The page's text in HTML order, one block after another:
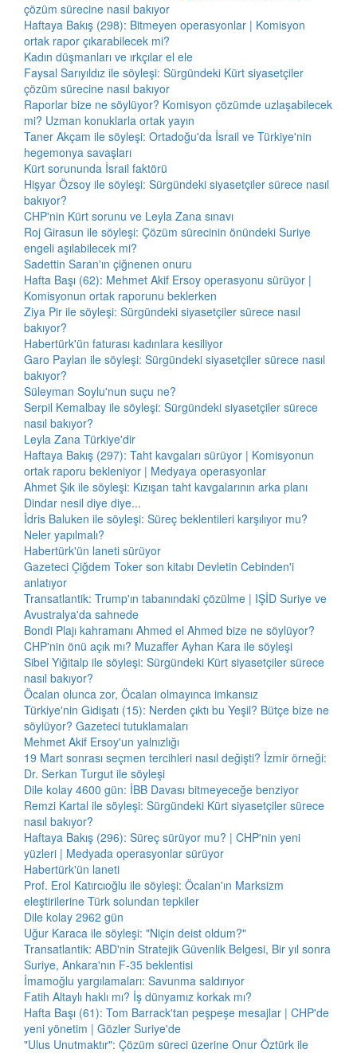
çözüm sürecine nasıl bakıyor
Haftaya Bakış (298): Bitmeyen operasyonlar | Komisyon
ortak rapor çıkarabilecek mi?
Kadın düşmanları ve ırkçılar el ele
Faysal Sarıyıldız ile söyleşi: Sürgündeki Kürt siyasetçiler
çözüm sürecine nasıl bakıyor
Raporlar bize ne söylüyor? Komisyon çözümde uzlaşabilecek
mi? Uzman konuklarla ortak yayın
Taner Akçam ile söyleşi: Ortadoğu'da İsrail ve Türkiye'nin
hegemonya savaşları
Kürt sorununda İsrail faktörü
Hişyar Özsoy ile söyleşi: Sürgündeki siyasetçiler sürece nasıl
bakıyor?
CHP'nin Kürt sorunu ve Leyla Zana sınavı
Roj Girasun ile söyleşi: Çözüm sürecinin önündeki Suriye
engeli aşılabilecek mi?
Sadettin Saran'ın çiğnenen onuru
Hafta Başı (62): Mehmet Akif Ersoy operasyonu sürüyor |
Komisyonun ortak raporunu beklerken
Ziya Pir ile söyleşi: Sürgündeki siyasetçiler sürece nasıl
bakıyor?
Habertürk'ün faturası kadınlara kesiliyor
Garo Paylan ile söyleşi: Sürgündeki siyasetçiler sürece nasıl
bakıyor?
Süleyman Soylu'nun suçu ne?
Serpil Kemalbay ile söyleşi: Sürgündeki siyasetçiler sürece
nasıl bakıyor?
Leyla Zana Türkiye'dir
Haftaya Bakış (297): Taht kavgaları sürüyor | Komisyonun
ortak raporu bekleniyor | Medyaya operasyonlar
Ahmet Şık ile söyleşi: Kızışan taht kavgalarının arka planı
Dindar nesil diye diye...
İdris Baluken ile söyleşi: Süreç beklentileri karşılıyor mu?
Neler yapılmalı?
Habertürk'ün laneti sürüyor
Gazeteci Çiğdem Toker son kitabı Devletin Cebinden'i
anlatıyor
Transatlantik: Trump'ın tabanındaki çözülme | IŞİD Suriye ve
Avustralya'da sahnede
Bondi Plajı kahramanı Ahmed el Ahmed bize ne söylüyor?
CHP'nin önü açık mı? Muzaffer Ayhan Kara ile söyleşi
Sibel Yiğitalp ile söyleşi: Sürgündeki Kürt siyasetçiler sürece
nasıl bakıyor?
Öcalan olunca zor, Öcalan olmayınca imkansız
Türkiye'nin Gidişatı (15): Nerden çıktı bu Yeşil? Bütçe bize ne
söylüyor? Gazeteci tutuklamaları
Mehmet Akif Ersoy'un yalnızlığı
19 Mart sonrası seçmen tercihleri nasıl değişti? İzmir örneği:
Dr. Serkan Turgut ile söyleşi
Dile kolay 4600 gün: İBB Davası bitmeyeceğe benziyor
Remzi Kartal ile söyleşi: Sürgündeki Kürt siyasetçiler sürece
nasıl bakıyor?
Haftaya Bakış (296): Süreç sürüyor mu? | CHP'nin yeni
yüzleri | Medyada operasyonlar sürüyor
Habertürk'ün laneti
Prof. Erol Katırcıoğlu ile söyleşi: Öcalan'ın Marksizm
eleştirilerine Türk solundan tepkiler
Dile kolay 2962 gün
Uğur Karaca ile söyleşi: "Niçin deist oldum?"
Transatlantik: ABD'nin Stratejik Güvenlik Belgesi, Bir yıl sonra
Suriye, Ankara'nın F-35 beklentisi
İmamoğlu yargılamaları: Savunma saldırıyor
Fatih Altaylı haklı mı? İş dünyamız korkak mı?
Hafta Başı (61): Tom Barrack'tan peşpeşe mesajlar | CHP'de
yeni yönetim | Gözler Suriye'de
"Ulus Unutmaktır": Çözüm süreci üzerine Onur Öztürk ile